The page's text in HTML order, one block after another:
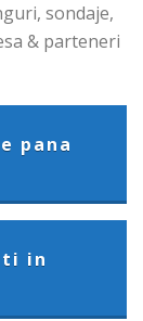
sondaje,
& parteneri
pana
in